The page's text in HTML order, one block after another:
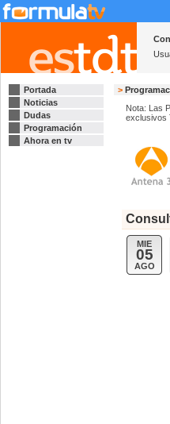
Portada
Noticias
Dudas
Programación
Ahora en tv
>
Nota: Las
exclusivos
MIE
05
AGO